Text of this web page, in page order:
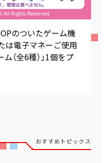
のついたゲーム機
は電子マネーご使用
（全6種）」1個をプ
おすすめトピックス